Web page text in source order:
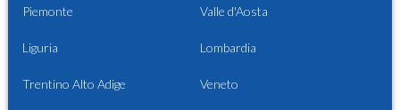
Piemonte Valle d'Aosta
Liguria Lombardia
Trentino Alto Adige Veneto